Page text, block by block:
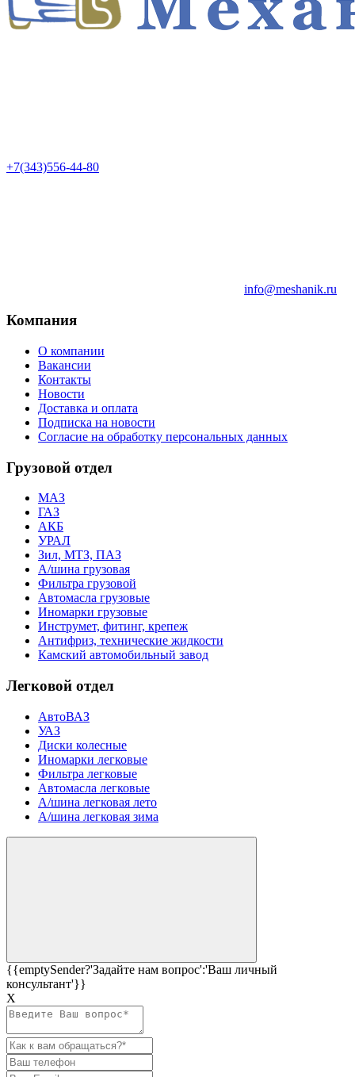
+7(343)556-44-80
info@meshanik.ru
Компания
О компании
Вакансии
Контакты
Новости
Доставка и оплата
Подписка на новости
Согласие на обработку персональных данных
Грузовой отдел
МАЗ
ГАЗ
АКБ
УРАЛ
Зил, МТЗ, ПАЗ
А/шина грузовая
Фильтра грузовой
Автомасла грузовые
Иномарки грузовые
Инструмет, фитинг, крепеж
Антифриз, технические жидкости
Камский автомобильный завод
Легковой отдел
АвтоВАЗ
УАЗ
Диски колесные
Иномарки легковые
Фильтра легковые
Автомасла легковые
А/шина легковая лето
А/шина легковая зима
{{emptySender?'Задайте нам вопрос':'Ваш личный
консультант'}}
Х